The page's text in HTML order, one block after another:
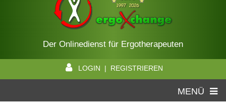
Der Onlinedienst für Ergotherapeuten
LOGIN | REGISTRIEREN
MENÜ